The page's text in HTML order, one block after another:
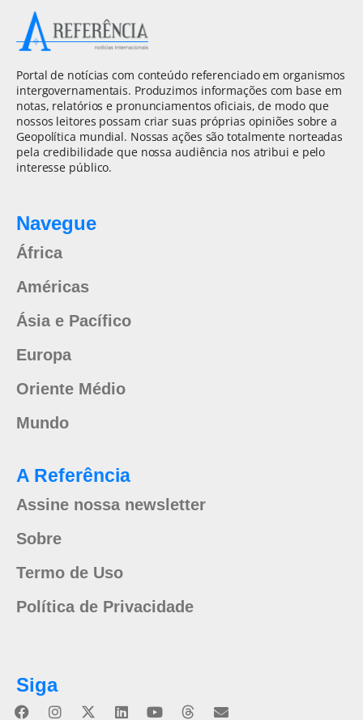
Portal de notícias com conteúdo referenciado em organismos
intergovernamentais. Produzimos informações com base em
notas, relatórios e pronunciamentos oficiais, de modo que
nossos leitores possam criar suas próprias opiniões sobre a
Geopolítica mundial. Nossas ações são totalmente norteadas
pela credibilidade que nossa audiência nos atribui e pelo
interesse público.
Navegue
África
Américas
Ásia e Pacífico
Europa
Oriente Médio
Mundo
A Referência
Assine nossa newsletter
Sobre
Termo de Uso
Política de Privacidade
Siga